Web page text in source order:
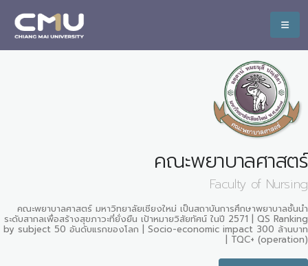
คณะพยาบาลศาสตร์
Faculty of Nursing
คณะพยาบาลศาสตร์ มหาวิทยาลัยเชียงใหม่ เป็นสถาบันการศึกษาพยาบาลชั้นนำ
ระดับสากลเพื่อสร้างสุขภาวะที่ยั่งยืน เป้าหมายวิสัยทัศน์ ในปี 2571 | QS Ranking
by subject 50 อันดับแรกของโลก | Socio-economic impact 300 ล้านบาท
| TQC+ (operation)